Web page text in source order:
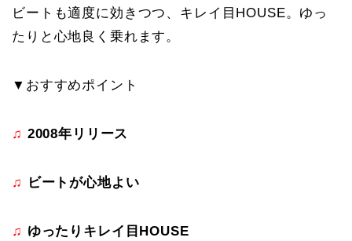
ビートも適度に効きつつ、キレイ目HOUSE。ゆっ
たりと心地良く乗れます。
▼おすすめポイント
♫ 2008年リリース
♫ ビートが心地よい
♫ ゆったりキレイ目HOUSE